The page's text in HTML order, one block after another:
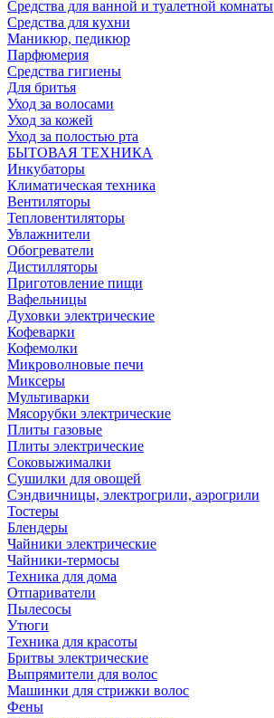
Средства для ванной и туалетной комнаты
Средства для кухни
Маникюр, педикюр
Парфюмерия
Средства гигиены
Для бритья
Уход за волосами
Уход за кожей
Уход за полостью рта
БЫТОВАЯ ТЕХНИКА
Инкубаторы
Климатическая техника
Вентиляторы
Тепловентиляторы
Увлажнители
Обогреватели
Дистилляторы
Приготовление пищи
Вафельницы
Духовки электрические
Кофеварки
Кофемолки
Микроволновые печи
Миксеры
Мультиварки
Мясорубки электрические
Плиты газовые
Плиты электрические
Соковыжималки
Сушилки для овощей
Сэндвичницы, электрогрили, аэрогрили
Тостеры
Блендеры
Чайники электрические
Чайники-термосы
Техника для дома
Отпариватели
Пылесосы
Утюги
Техника для красоты
Бритвы электрические
Выпрямители для волос
Машинки для стрижки волос
Фены